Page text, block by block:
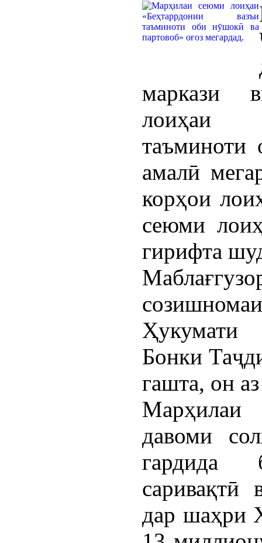
маркази
лоиҳаи
таъминоти
амалӣ
корҳои
сеюми
гирифта
Бонки
гашта, он
давоми
гардида
дар шаҳри